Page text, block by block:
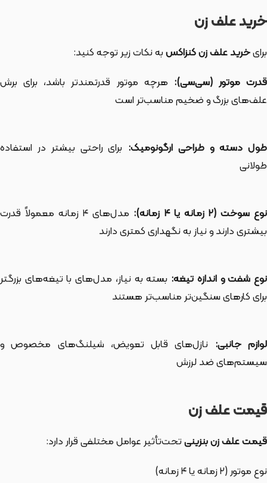
خرید علف زن
برایخرید علف زن کنزاکسبه نکات زیر توجه کنید:
قدرت موتور (سی‌سی): هرچه موتور قدرتمندتر باشد، برای برش
علف‌های بزرگ و ضخیم مناسب‌تر است
طول دسته و طراحی ارگونومیک: برای راحتی بیشتر در استفاده
طولانی
نوع سوخت (۲ زمانه یا ۴ زمانه):
مدل‌های ۴ زمانه معمولاً قدرت
بیشتری دارند و نیاز به نگهداری کمتری دارند
نوع شفت و اندازه تیغه: بسته به نیاز، مدل‌های با تیغه‌های بزرگتر
برای کارهای سنگین‌تر مناسب‌تر هستند
لوازم جانبی: نازل‌های قابل تعویض، شیلنگ‌های مخصوص و
سیستم‌های ضد لرزش
قیمت علف زن
قیمت علف زن بنزینیتحت‌تأثیر عوامل مختلفی قرار دارد:
نوع موتور (۲ زمانه یا ۴ زمانه)